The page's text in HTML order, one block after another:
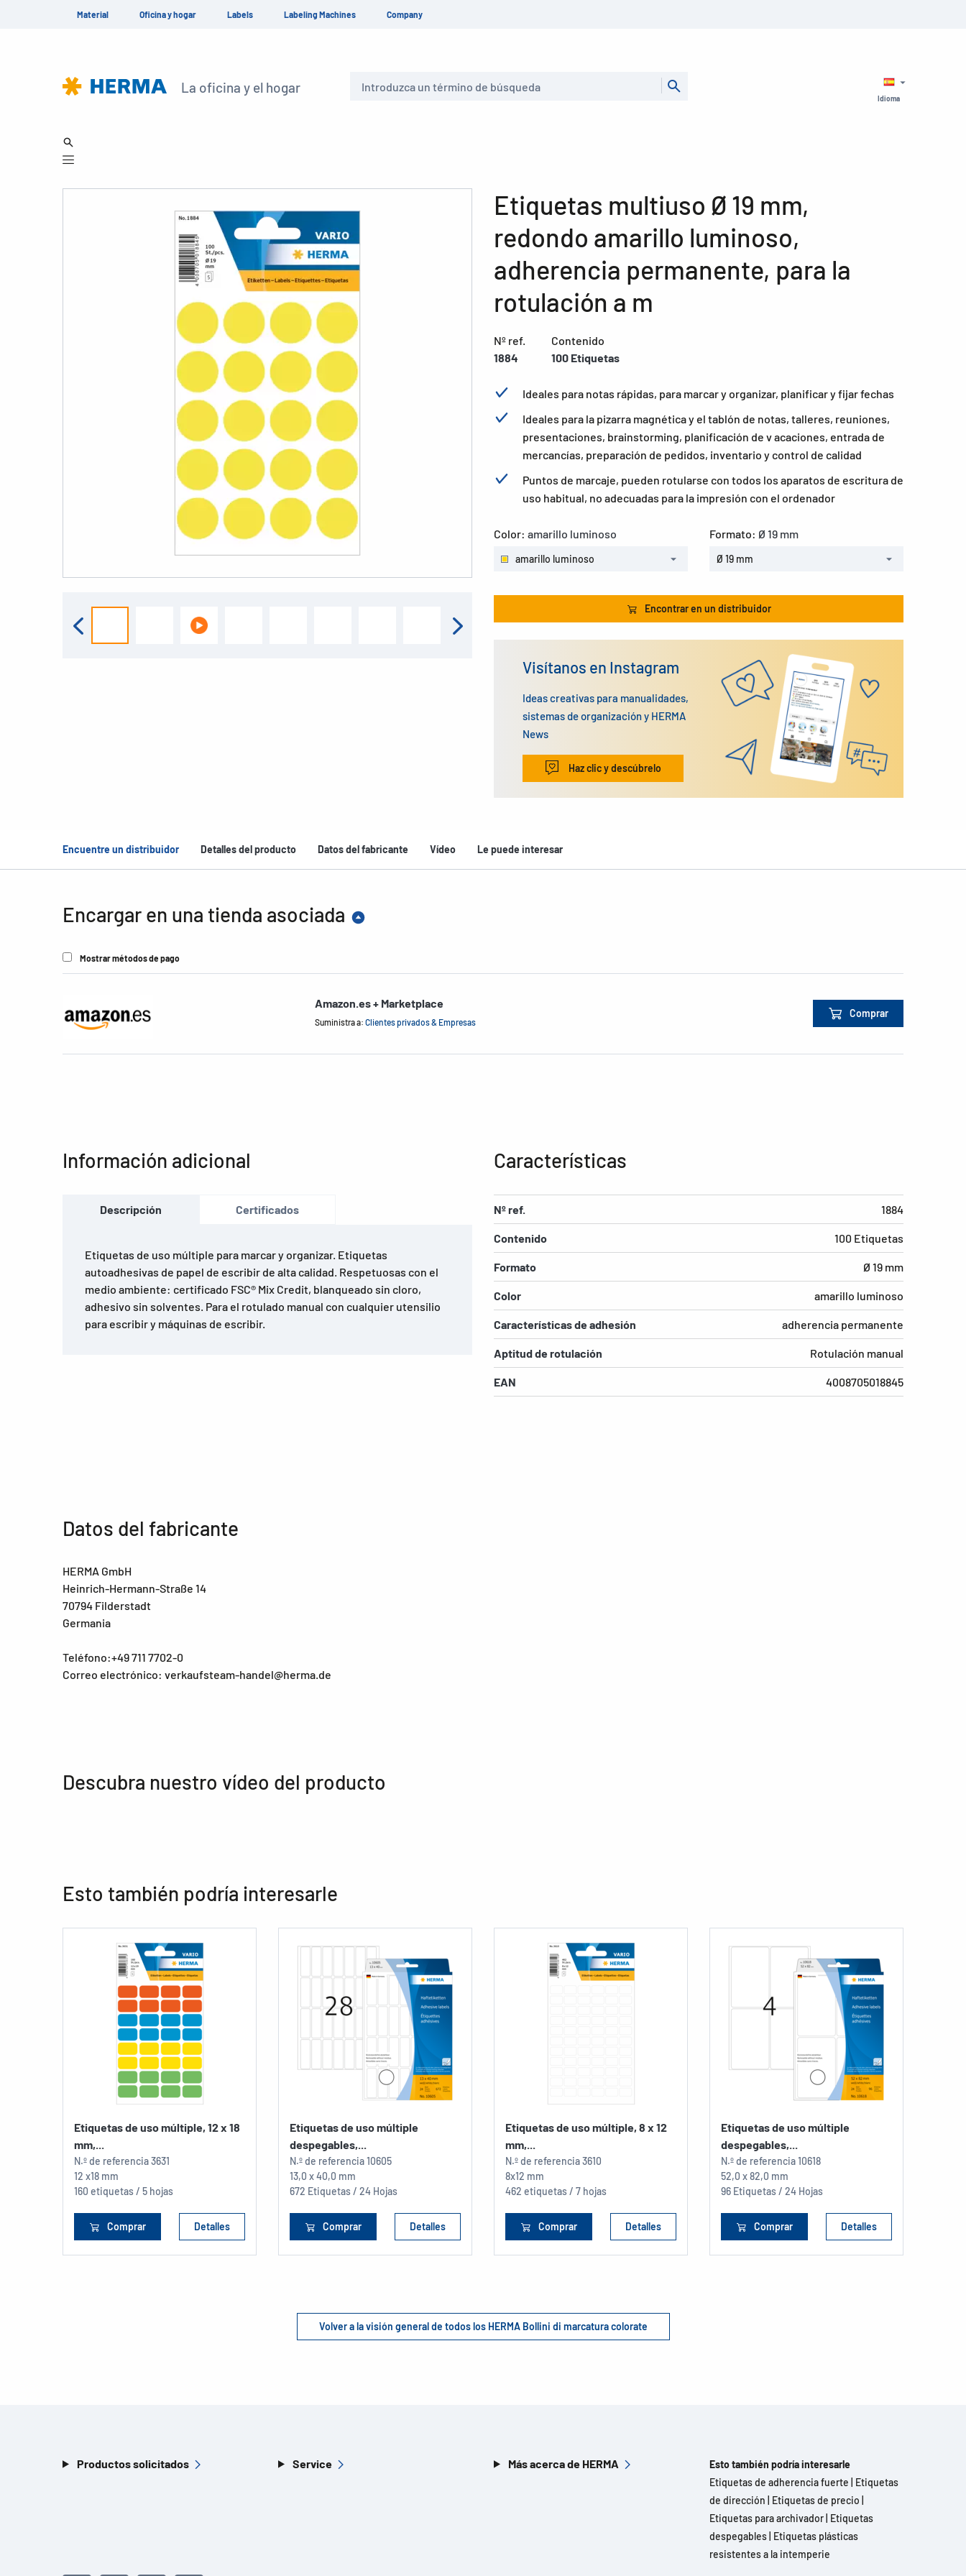
Material Oficina y hogar Labels Labeling Machines Company
La oficina y el hogar
Idioma
Etiquetas multiuso Ø 19 mm,
redondo amarillo luminoso,
adherencia permanente, para la
rotulación a m
Nº ref.
1884
Contenido
100 Etiquetas
Ideales para notas rápidas, para marcar y organizar, planificar y fijar fechas
Ideales para la pizarra magnética y el tablón de notas, talleres, reuniones,
presentaciones, brainstorming, planificación de v acaciones, entrada de
mercancías, preparación de pedidos, inventario y control de calidad
Puntos de marcaje, pueden rotularse con todos los aparatos de escritura de
uso habitual, no adecuadas para la impresión con el ordenador
Color: amarillo luminoso
amarillo luminoso
Formato: Ø 19 mm
Ø 19 mm
Encontrar en un distribuidor
Visítanos en Instagram
Ideas creativas para manualidades,
sistemas de organización y HERMA
News
Haz clic y descúbrelo
Encuentre un distribuidor Detalles del producto Datos del fabricante Vídeo Le puede interesar
Encargar en una tienda asociada
Mostrar métodos de pago
Amazon.es + Marketplace
Suministra a: Clientes privados & Empresas
Comprar
Información adicional
Descripción Certificados
Etiquetas de uso múltiple para marcar y organizar. Etiquetas
autoadhesivas de papel de escribir de alta calidad. Respetuosas con el
medio ambiente: certificado FSC® Mix Credit, blanqueado sin cloro,
adhesivo sin solventes. Para el rotulado manual con cualquier utensilio
para escribir y máquinas de escribir.
Características
Nº ref. 1884
Contenido 100 Etiquetas
Formato Ø 19 mm
Color amarillo luminoso
Características de adhesión adherencia permanente
Aptitud de rotulación Rotulación manual
EAN 4008705018845
Datos del fabricante
HERMA GmbH
Heinrich-Hermann-Straße 14
70794 Filderstadt
Germania
Teléfono:+49 711 7702-0
Correo electrónico: verkaufsteam-handel@herma.de
Descubra nuestro vídeo del producto
Esto también podría interesarle
Etiquetas de uso múltiple, 12 x 18
mm,...
N.º de referencia3631
12 x18 mm
160 etiquetas / 5 hojas
Comprar Detalles
Etiquetas de uso múltiple
despegables,...
N.º de referencia10605
13,0 x 40,0 mm
672 Etiquetas / 24 Hojas
Comprar Detalles
Etiquetas de uso múltiple, 8 x 12
mm,...
N.º de referencia3610
8x12 mm
462 etiquetas / 7 hojas
Comprar Detalles
Etiquetas de uso múltiple
despegables,...
N.º de referencia10618
52,0 x 82,0 mm
96 Etiquetas / 24 Hojas
Comprar Detalles
Volver a la visión general de todos los HERMA Bollini di marcatura colorate
Productos solicitados Service Más acerca de HERMA
Esto también podría interesarle
Etiquetas de adherencia fuerte
Etiquetas
de dirección
Etiquetas de precio
Etiquetas para archivador Etiquetas
despegables Etiquetas plásticas
resistentes a la intemperie